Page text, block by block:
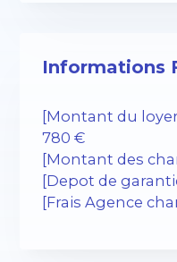
Informations
[Montant du
780 €
[Montant des
[Depot de
[Frais Agence